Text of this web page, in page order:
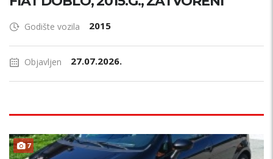
Godište vozila 2015
Objavljen 27.07.2026.
7